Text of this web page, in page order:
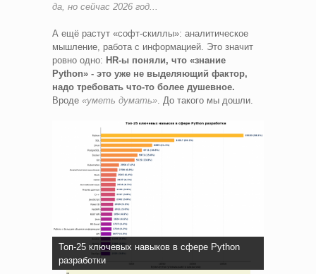
да, но сейчас 2026 год...
А ещё растут «софт-скиллы»: аналитическое
мышление, работа с информацией. Это значит
ровно одно: HR-ы поняли, что «знание
Python» - это уже не выделяющий фактор,
надо требовать что-то более душевное.
Вроде «уметь думать» . До такого мы дошли.
Топ-25 ключевых навыков в сфере Python
разработки